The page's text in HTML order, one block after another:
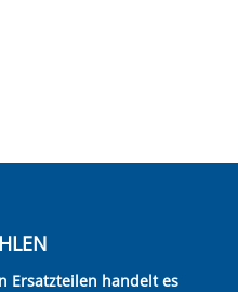
Ersatzteilen handelt es